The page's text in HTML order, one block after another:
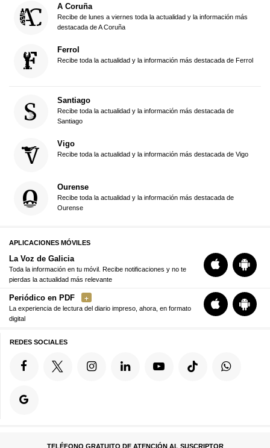
A Coruña
Recibe de lunes a viernes toda la actualidad y la información más
destacada de A Coruña
Ferrol
Recibe toda la actualidad y la información más destacada de Ferrol
Santiago
Recibe toda la actualidad y la información más destacada de
Santiago
Vigo
Recibe toda la actualidad y la información más destacada de Vigo
Ourense
Recibe toda la actualidad y la información más destacada de
Ourense
APLICACIONES MÓVILES
La Voz de Galicia
Toda la información en tu móvil. Recibe notificaciones y no te
pierdas la actualidad más relevante
Periódico en PDF
La experiencia de lectura del diario impreso, ahora, en formato
digital
REDES SOCIALES
TELÉFONO GRATUITO DE ATENCIÓN AL SUSCRIPTOR